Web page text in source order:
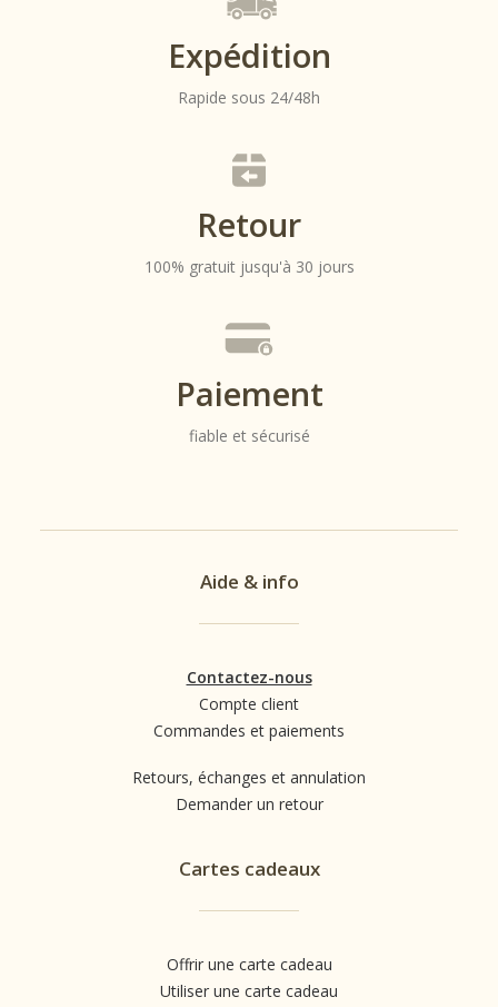
Expédition
Rapide sous 24/48h
Retour
100% gratuit jusqu'à 30 jours
Paiement
fiable et sécurisé
Aide & info
Contactez-nous
Compte client
Commandes et paiements
Retours, échanges et annulation
Demander un retour
Cartes cadeaux
Offrir une carte cadeau
Utiliser une carte cadeau